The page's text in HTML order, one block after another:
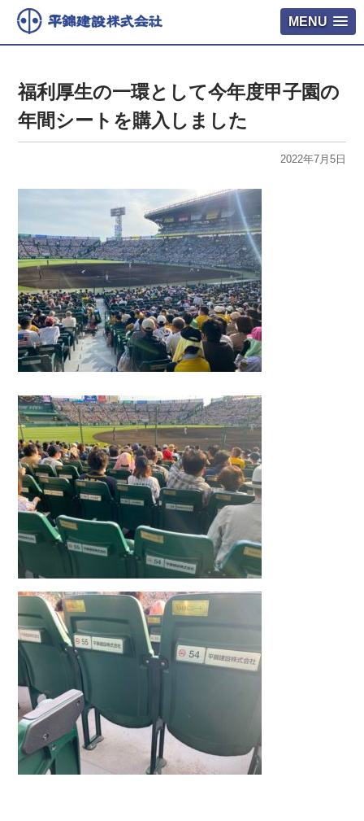
MENU
福利厚生の一環として今年度甲子園の
年間シートを購入しました
2022年7月5日